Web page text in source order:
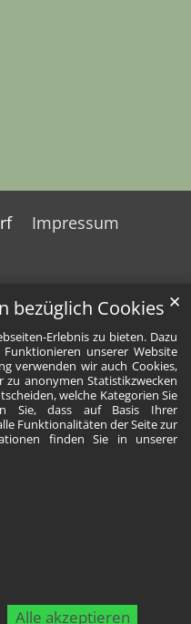
bezüglich Cookies
Erlebnis zu bieten. Dazu
unserer Website
verwenden wir auch Cookies,
anonymen Statistikzwecken
welche Kategorien Sie
Sie, dass auf Basis Ihrer
Funktionalitäten der Seite zur
finden Sie in unserer
Alle akzeptieren
✕
Impressum